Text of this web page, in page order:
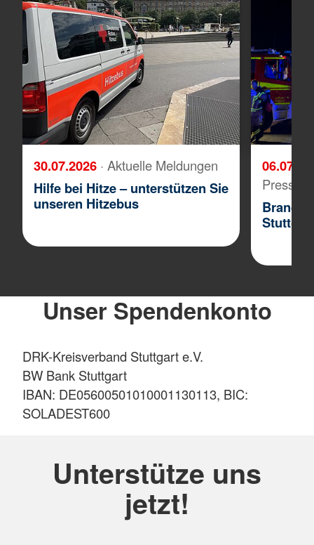
30.07.2026 · Aktuelle Meldungen
Hilfe bei Hitze – unterstützen Sie
unseren Hitzebus
Brand
Unser Spendenkonto
DRK-Kreisverband Stuttgart e.V.
BW Bank Stuttgart
IBAN: DE05600501010001130113, BIC:
SOLADEST600
Unterstütze uns
jetzt!